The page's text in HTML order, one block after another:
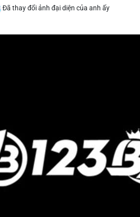
Đã thay đổi ảnh đại diện của anh ấy